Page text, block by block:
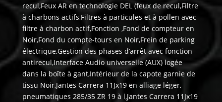
recul,Feux AR en technologie DEL (feux de recul,Filtre
à charbons actifs,Filtres à particules et à pollen avec
filtre à charbon actif,Fonction ,Fond de compteur en
Noir,Fond du compte-tours en Noir,Frein de parking
électrique,Gestion des phases d’arrêt avec fonction
antirecul,Interface Audio universelle (AUX) logée
dans la boîte à gant,Intérieur de la capote garnie de
tissu Noir,Jantes Carrera 11Jx19 en alliage léger,
pneumatiques 285/35 ZR 19 à l,Jantes Carrera 11Jx19